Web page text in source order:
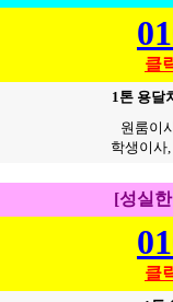
클
1톤 용달
원룸이
학생이사
[성실
클